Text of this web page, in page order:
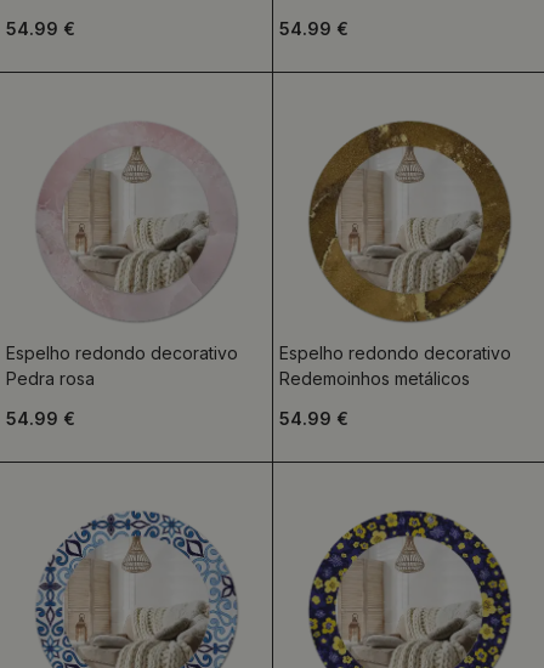
54.99 €
54.99 €
Espelho redondo decorativo
Pedra rosa
54.99 €
Espelho redondo decorativo
Redemoinhos metálicos
54.99 €